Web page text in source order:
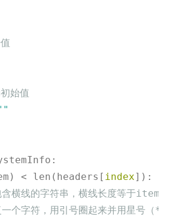
始值
< len(headers[ index]):
含横线的字符串，横线长度等于
个字符，用引号圈起来并用星号（*